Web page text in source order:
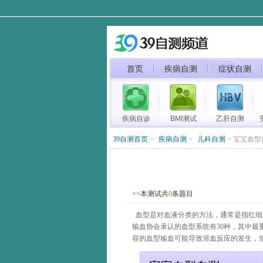
首页 疾病自测 症状自测
疾病自诊 BMI测试 乙肝自测
39自测首页 > 疾病自测 > 儿科自测 > 宝宝血型
>>本测试共0条题目
血型是对血液分类的方法，通常是指红
输血协会承认的血型系统有30种，其中最
容的血型输血可能导致溶血反应的发生